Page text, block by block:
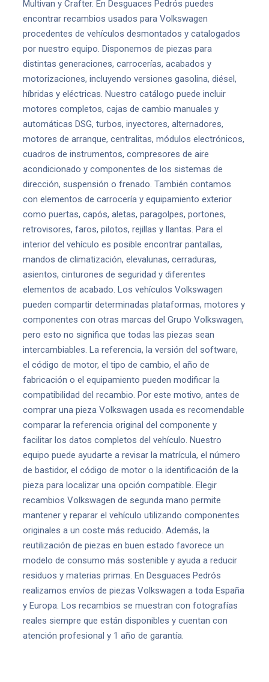
Multivan y Crafter. En Desguaces Pedrós puedes
encontrar recambios usados para Volkswagen
procedentes de vehículos desmontados y catalogados
por nuestro equipo. Disponemos de piezas para
distintas generaciones, carrocerías, acabados y
motorizaciones, incluyendo versiones gasolina, diésel,
híbridas y eléctricas. Nuestro catálogo puede incluir
motores completos, cajas de cambio manuales y
automáticas DSG, turbos, inyectores, alternadores,
motores de arranque, centralitas, módulos electrónicos,
cuadros de instrumentos, compresores de aire
acondicionado y componentes de los sistemas de
dirección, suspensión o frenado. También contamos
con elementos de carrocería y equipamiento exterior
como puertas, capós, aletas, paragolpes, portones,
retrovisores, faros, pilotos, rejillas y llantas. Para el
interior del vehículo es posible encontrar pantallas,
mandos de climatización, elevalunas, cerraduras,
asientos, cinturones de seguridad y diferentes
elementos de acabado. Los vehículos Volkswagen
pueden compartir determinadas plataformas, motores y
componentes con otras marcas del Grupo Volkswagen,
pero esto no significa que todas las piezas sean
intercambiables. La referencia, la versión del software,
el código de motor, el tipo de cambio, el año de
fabricación o el equipamiento pueden modificar la
compatibilidad del recambio. Por este motivo, antes de
comprar una pieza Volkswagen usada es recomendable
comparar la referencia original del componente y
facilitar los datos completos del vehículo. Nuestro
equipo puede ayudarte a revisar la matrícula, el número
de bastidor, el código de motor o la identificación de la
pieza para localizar una opción compatible. Elegir
recambios Volkswagen de segunda mano permite
mantener y reparar el vehículo utilizando componentes
originales a un coste más reducido. Además, la
reutilización de piezas en buen estado favorece un
modelo de consumo más sostenible y ayuda a reducir
residuos y materias primas. En Desguaces Pedrós
realizamos envíos de piezas Volkswagen a toda España
y Europa. Los recambios se muestran con fotografías
reales siempre que están disponibles y cuentan con
atención profesional y 1 año de garantía.